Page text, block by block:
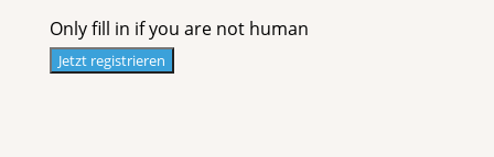
Only fill in if you are not human